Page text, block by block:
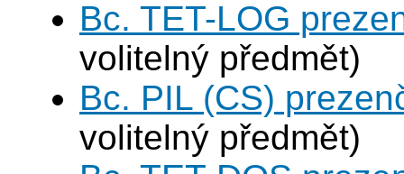
Bc. TET-LOG
volitelný předmět)
Bc. PIL (CS)
volitelný předmět)